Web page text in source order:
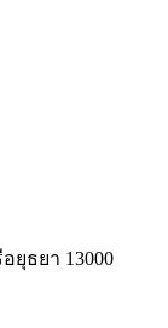
ยุธยา 13000